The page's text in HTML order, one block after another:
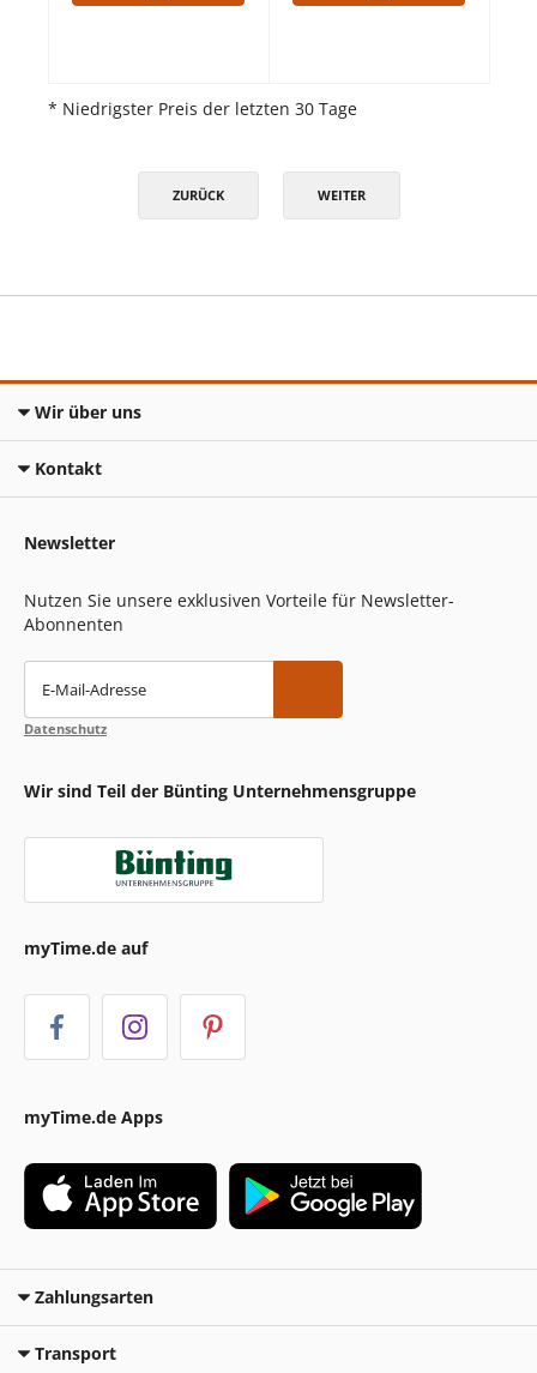
* Niedrigster Preis der letzten 30 Tage
ZURÜCK WEITER
Wir über uns
Kontakt
Newsletter
Nutzen Sie unsere exklusiven Vorteile für Newsletter-
Abonnenten
E-Mail-Adresse
Datenschutz
Wir sind Teil der Bünting Unternehmensgruppe
myTime.de auf
myTime.de Apps
Zahlungsarten
Transport